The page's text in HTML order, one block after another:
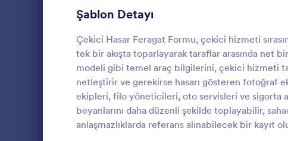
Şablon Detayı
Çekici Hasar Feragat Formu, çekici hizmeti
tek bir akışta toparlayarak taraflar arasında net
modeli gibi temel araç bilgilerini, çekici hizmeti
netleştirir ve gerekirse hasarı gösteren fotoğraf
ekipleri, filo yöneticileri, oto servisleri ve sigorta
beyanlarını daha düzenli şekilde toplayabilir,
anlaşmazlıklarda referans alınabilecek bir kayıt
Araç Kontrol
Pickup Kamyonet
Oyun Formları
Sağlık Formları
İnsan Kaynakları Formları 659
BT Formları 130
Sigorta Formları 40
İmalat Formları